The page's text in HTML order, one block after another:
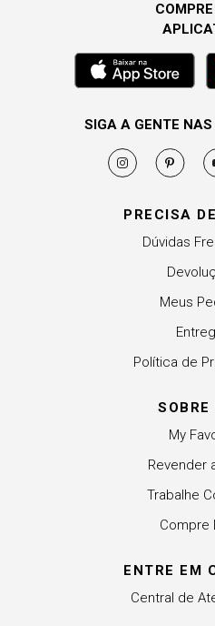
PRECISA
Dúvidas
Meus
Política de
SOBRE
My
Revender
Trabalhe
Compre
ENTRE EM
Central de
SIGA A GENTE